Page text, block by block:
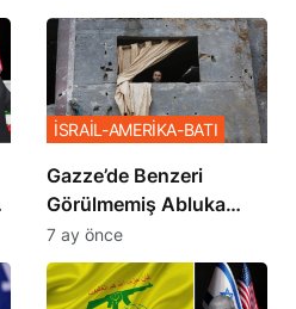
​​​​​​​Gazze’de Benzeri
Görülmemiş Abluka
Planı
İSRAİL-AMERİKA-BATI
7 ay önce